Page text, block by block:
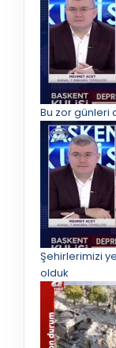
Bu zor günleri
Şehirlerimizi
olduk